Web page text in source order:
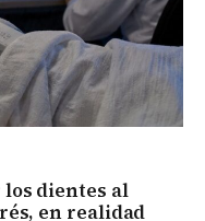
dientes al
en realidad